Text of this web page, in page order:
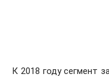
К 2018 году сегмент